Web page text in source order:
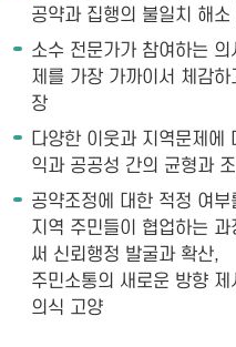
공약과 집행의 불일치 해
소수 전문가가 참여하는
제를 가장 가까이서 체감
장
다양한 이웃과 지역문제에
익과 공공성 간의 균형과
공약조정에 대한 적정 여
지역 주민들이 협업하는
써 신뢰행정 발굴과 확산,
주민소통의 새로운 방향
의식 고양